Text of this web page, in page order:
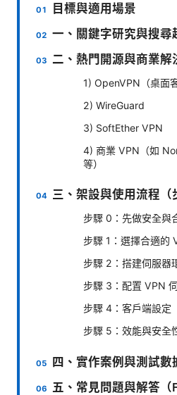
目標與適用場景
一、關鍵字研究與搜尋
二、熱門開源與商業解
1) OpenVPN（桌面
2) WireGuard
3) SoftEther VPN
4) 商業 VPN（如
等）
三、架設與使用流程（
步驟 0：先做安全與
步驟 1：選擇合適的
步驟 2：搭建伺服器
步驟 3：配置 VPN
步驟 4：客戶端設定
步驟 5：效能與安全
四、實作案例與測試數
五、常見問題與解答（